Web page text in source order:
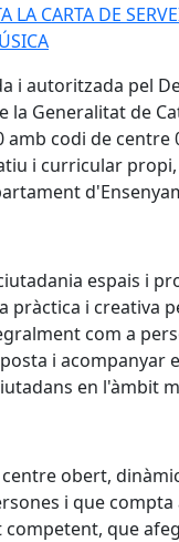
LA CARTA DE
i autoritzada pel
la Generalitat de
codi de centre
i curricular
espais i
pràctica i creativa
com a
i acompanyar
en l'àmbit
obert,
i que
que